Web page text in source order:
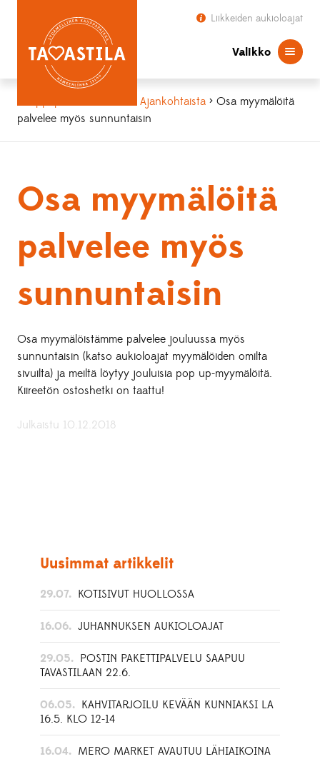
Liikkeiden aukioloajat
Valikko
>Ajankohtaista > Osa myymälöitä
palvelee myös sunnuntaisin
Osa myymälöitä
palvelee myös
sunnuntaisin
Osa myymälöistämme palvelee jouluussa myös
sunnuntaisin (katso aukioloajat myymälöiden omilta
sivuilta) ja meiltä löytyy jouluisia pop up-myymälöitä.
Kiireetön ostoshetki on taattu!
Julkaistu 10.12.2018
Uusimmat artikkelit
29.07. KOTISIVUT HUOLLOSSA
16.06. JUHANNUKSEN AUKIOLOAJAT
29.05. POSTIN PAKETTIPALVELU SAAPUU
TAVASTILAAN 22.6.
06.05. KAHVITARJOILU KEVÄÄN KUNNIAKSI LA
16.5. KLO 12-14
16.04. MERO MARKET AVAUTUU LÄHIAIKOINA